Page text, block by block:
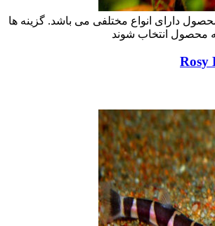
دارای انواع مختلفی می باشد. گزینه ها
انتخاب شوند